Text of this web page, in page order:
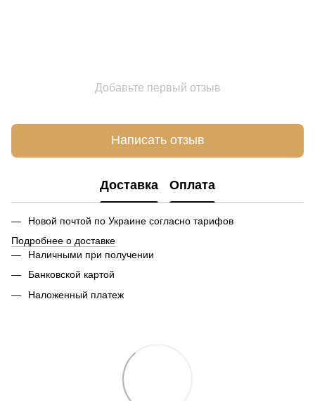
Добавьте первый отзыв
Написать отзыв
Доставка Оплата
Новой почтой по Украине согласно тарифов
Подробнее о доставке
Наличными при получении
Банковской картой
Наложенный платеж